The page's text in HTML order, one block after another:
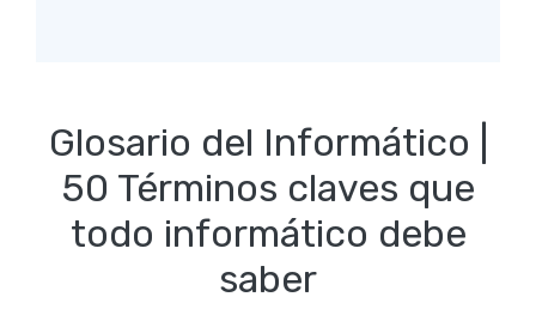
Glosario del Informático |
50 Términos claves que
todo informático debe
saber